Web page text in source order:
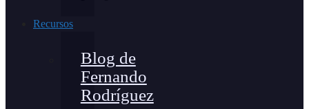
Recursos
Blog de
Fernando
Rodríguez